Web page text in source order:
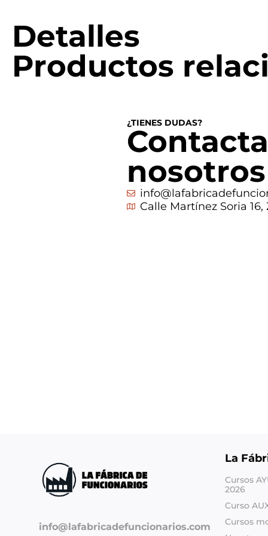
Detalles
Productos
¿TIENES DUDAS?
nosotros
Calle Martínez Soria 16,
info@lafabricadefuncionarios.com
La
Cursos
2026
Curso
Cursos